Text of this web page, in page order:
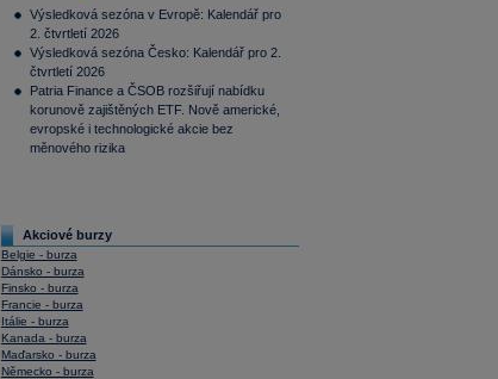
Výsledková sezóna v Evropě: Kalendář pro
2. čtvrtletí 2026
Výsledková sezóna Česko: Kalendář pro 2.
čtvrtletí 2026
Patria Finance a ČSOB rozšiřují nabídku
korunově zajištěných ETF. Nově americké,
evropské i technologické akcie bez
měnového rizika
Akciové burzy
Belgie - burza
Dánsko - burza
Finsko - burza
Francie - burza
Itálie - burza
Kanada - burza
Maďarsko - burza
Německo - burza